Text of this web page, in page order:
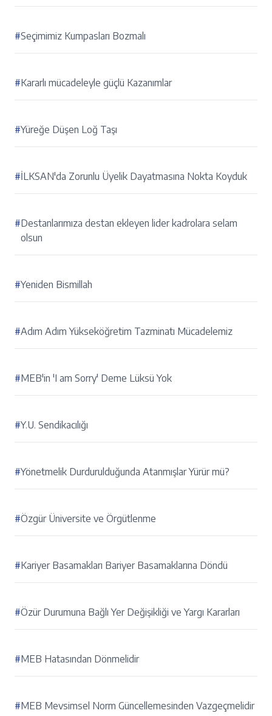
#Seçimimiz Kumpasları Bozmalı
#Kararlı mücadeleyle güçlü Kazanımlar
#Yüreğe Düşen Loğ Taşı
#İLKSAN'da Zorunlu Üyelik Dayatmasına Nokta Koyduk
#Destanlarımıza destan ekleyen lider kadrolara selam
olsun
#Yeniden Bismillah
#Adım Adım Yükseköğretim Tazminatı Mücadelemiz
#MEB'in 'I am Sorry' Deme Lüksü Yok
#Y.U. Sendikacılığı
#Yönetmelik Durdurulduğunda Atanmışlar Yürür mü?
#Özgür Üniversite ve Örgütlenme
#Kariyer Basamakları Bariyer Basamaklarına Döndü
#Özür Durumuna Bağlı Yer Değişikliği ve Yargı Kararları
#MEB Hatasından Dönmelidir
#MEB Mevsimsel Norm Güncellemesinden Vazgeçmelidir